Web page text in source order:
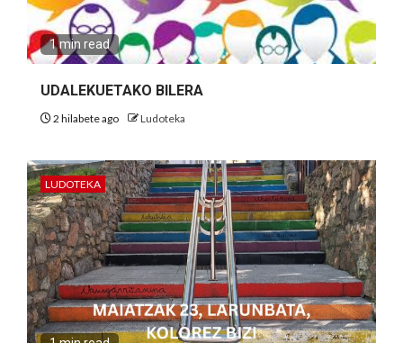
1 min read
UDALEKUETAKO BILERA
2 hilabete ago Ludoteka
LUDOTEKA